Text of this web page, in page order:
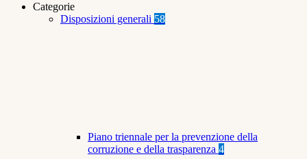
Categorie
Disposizioni generali 58
Piano triennale per la prevenzione della
corruzione e della trasparenza 4